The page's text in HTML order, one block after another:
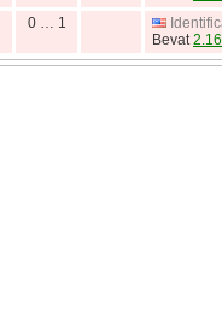
0 … 1
Bevat